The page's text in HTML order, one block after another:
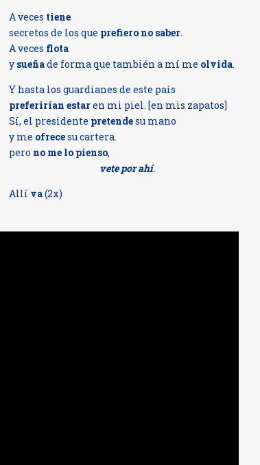
A veces tiene
secretos de los que prefiero no saber.
A veces flota
y sueñade forma que también a mí me olvida.
Y hasta los guardianes de este país
preferirían estaren mi piel. [en mis zapatos]
Sí, el presidente pretendesu mano
y me ofrecesu cartera.
pero no me lo pienso,
vete por ahí.
Allí va(2x)